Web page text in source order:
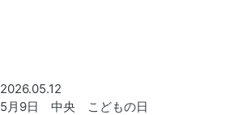
2026.05.12
5月9日 中央 こどもの日